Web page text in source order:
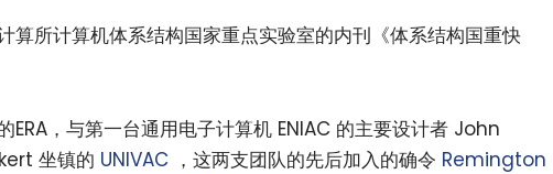
算所计算机体系结构国家重点实验室的内刊《体系结构国重快
ERA，与第一台通用电子计算机 ENIAC 的主要设计者 John
坐镇的 UNIVAC ，这两支团队的先后加入的确令 Remington